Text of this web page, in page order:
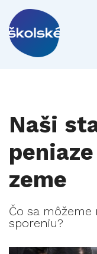
Naši
zeme
Čo sa
sporeniu?